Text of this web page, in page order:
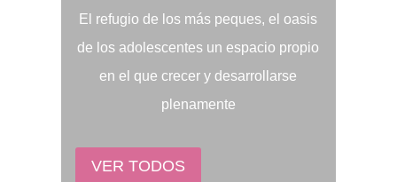
El refugio de los más peques, el oasis
de los adolescentes un espacio propio
en el que crecer y desarrollarse
plenamente
VER TODOS